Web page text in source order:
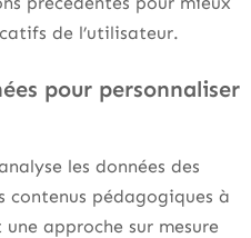
de l’utilisateur.
pour personnaliser
les données des
pédagogiques à
approche sur mesure